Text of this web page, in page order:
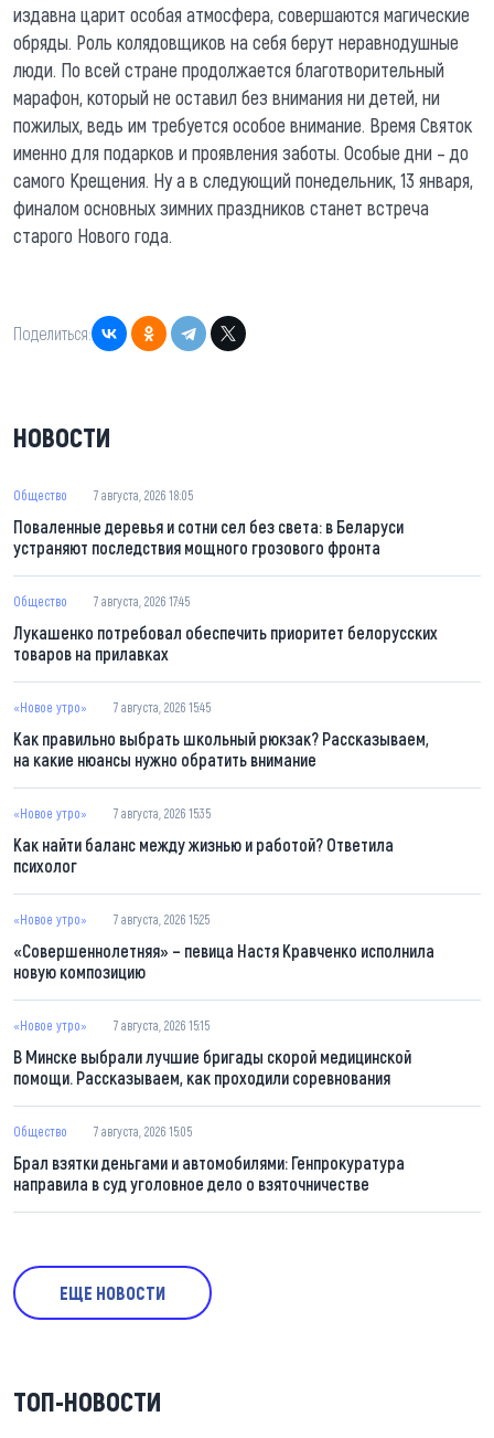
издавна царит особая атмосфера, совершаются магические
обряды. Роль колядовщиков на себя берут неравнодушные
люди. По всей стране продолжается благотворительный
марафон, который не оставил без внимания ни детей, ни
пожилых, ведь им требуется особое внимание. Время Святок
именно для подарков и проявления заботы. Особые дни – до
самого Крещения. Ну а в следующий понедельник, 13 января,
финалом основных зимних праздников станет встреча
старого Нового года.
Поделиться:
НОВОСТИ
Общество 7 августа, 2026 18:05
Поваленные деревья и сотни сел без света: в Беларуси
устраняют последствия мощного грозового фронта
Общество 7 августа, 2026 17:45
Лукашенко потребовал обеспечить приоритет белорусских
товаров на прилавках
«Новое утро» 7 августа, 2026 15:45
Как правильно выбрать школьный рюкзак? Рассказываем,
на какие нюансы нужно обратить внимание
«Новое утро» 7 августа, 2026 15:35
Как найти баланс между жизнью и работой? Ответила
психолог
«Новое утро» 7 августа, 2026 15:25
«Совершеннолетняя» – певица Настя Кравченко исполнила
новую композицию
«Новое утро» 7 августа, 2026 15:15
В Минске выбрали лучшие бригады скорой медицинской
помощи. Рассказываем, как проходили соревнования
Общество 7 августа, 2026 15:05
Брал взятки деньгами и автомобилями: Генпрокуратура
направила в суд уголовное дело о взяточничестве
ЕЩЕ НОВОСТИ
ТОП-НОВОСТИ